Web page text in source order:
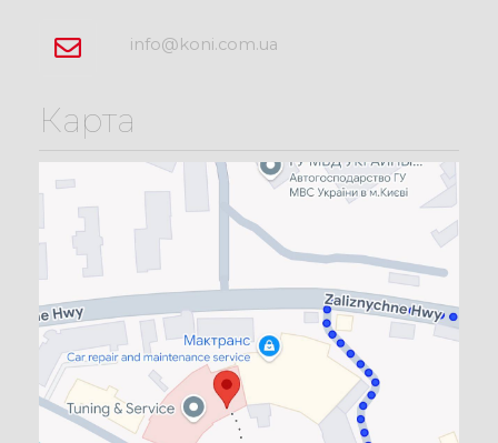
info@koni.com.ua
Карта